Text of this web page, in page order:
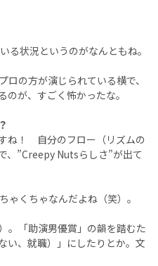
る状況というのがなんともね。
ロの方が演じられている横で、
が、すごく怖かったな。
ね！ 自分のフロー（リズムの
、”Creepy Nutsらしさ”が出て
ゃくちゃなんだよね（笑）。
。「助演男優賞」の韻を踏むた
い、就職）」にしたりとか。文